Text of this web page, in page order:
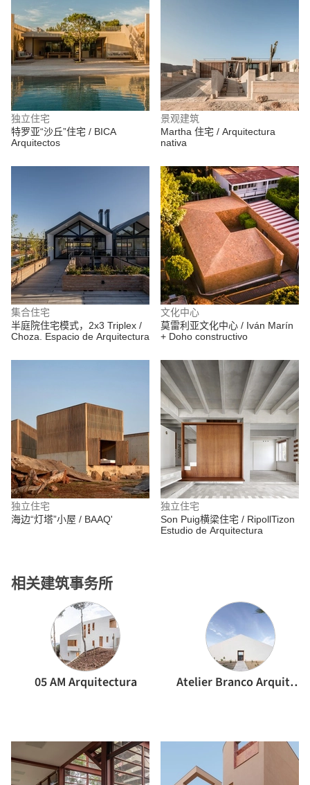
独立住宅
特罗亚“沙丘”住宅 / BICA
Arquitectos
景观建筑
Martha 住宅 / Arquitectura
nativa
集合住宅
半庭院住宅模式，2x3 Triplex /
Choza. Espacio de Arquitectura
文化中心
莫雷利亚文化中心 / Iván Marín
+ Doho constructivo
独立住宅
海边“灯塔”小屋 / BAAQ'
相关建筑事务所
05 AM Arquitectura Atelier Branco Arquitetura
独立住宅
Son Puig横梁住宅 / RipollTizon
Estudio de Arquitectura